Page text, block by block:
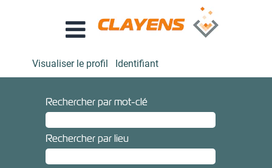
Visualiser le profil Identifiant
Rechercher par mot-clé
Rechercher par lieu